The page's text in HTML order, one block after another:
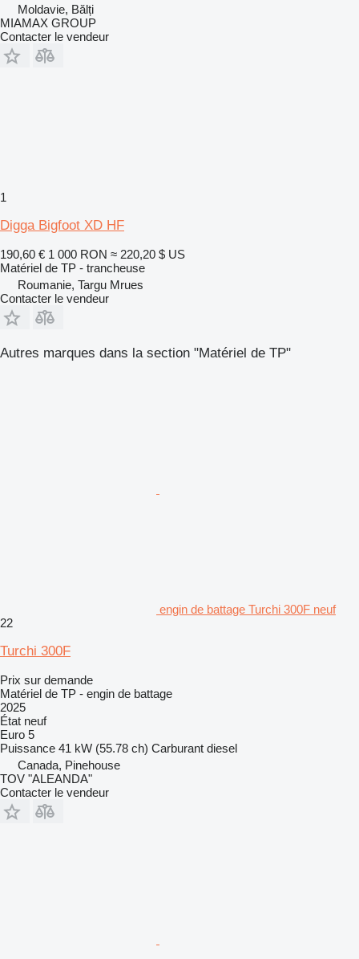
Moldavie, Bălți
MIAMAX GROUP
Contacter le vendeur
1
Digga Bigfoot XD HF
190,60 € 1 000 RON ≈ 220,20 $ US
Matériel de TP - trancheuse
Roumanie, Targu Mrues
Contacter le vendeur
Autres marques dans la section "Matériel de TP"
engin de battage Turchi 300F neuf
22
Turchi 300F
Prix sur demande
Matériel de TP - engin de battage
2025
État neuf
Euro 5
Puissance 41 kW (55.78 ch) Carburant diesel
Canada, Pinehouse
TOV "ALEANDA"
Contacter le vendeur